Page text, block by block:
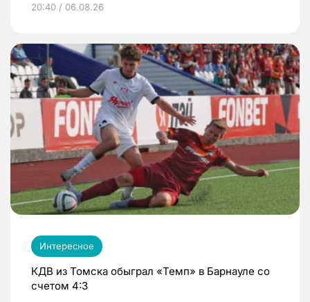
20:40 / 06.08.26
Интересное
КДВ из Томска обыграл «Темп» в Барнауле со
счетом 4:3